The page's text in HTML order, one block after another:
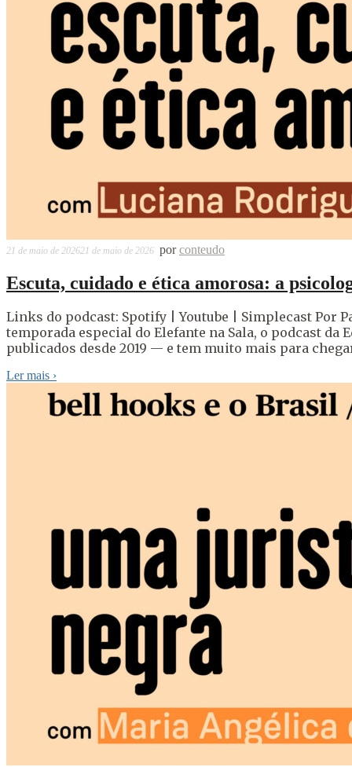
21 de maio de 202621 de maio de 2026 porconteudo
Escuta, cuidado e ética amorosa: a
Links do podcast: Spotify | Youtube | Simplecast Por
temporada especial do Elefante na Sala, o podcast da
publicados desde 2019 — e tem muito mais para
Ler mais ›